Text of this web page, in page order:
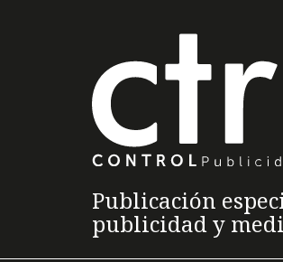
Publicación
publicidad y